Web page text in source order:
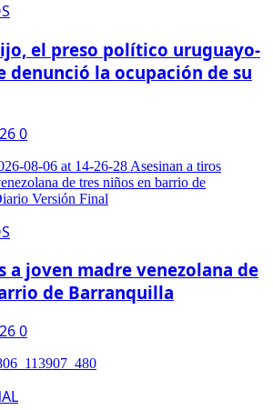
el preso político uruguayo-
denunció la ocupación de su
0
a joven madre venezolana de
de Barranquilla
0